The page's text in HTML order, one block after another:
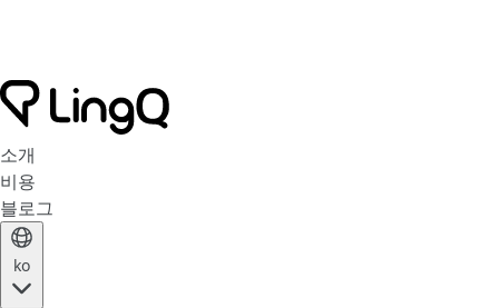
소개
비용
블로그
ko